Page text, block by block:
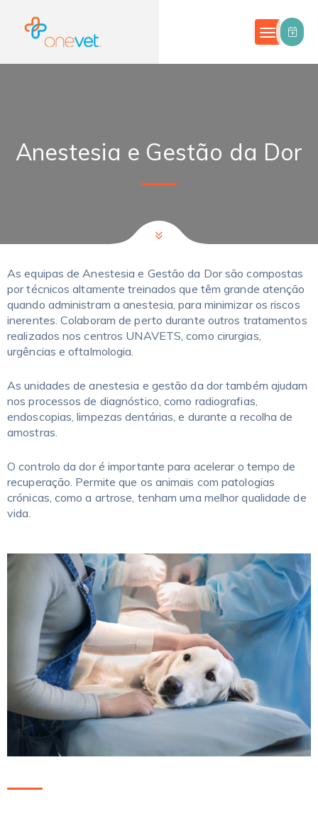
Anestesia e Gestão da Dor
As equipas de Anestesia e Gestão da Dor são compostas
por técnicos altamente treinados que têm grande atenção
quando administram a anestesia, para minimizar os riscos
inerentes. Colaboram de perto durante outros tratamentos
realizados nos centros UNAVETS, como cirurgias,
urgências e oftalmologia.
As unidades de anestesia e gestão da dor também ajudam
nos processos de diagnóstico, como radiografias,
endoscopias, limpezas dentárias, e durante a recolha de
amostras.
O controlo da dor é importante para acelerar o tempo de
recuperação. Permite que os animais com patologias
crónicas, como a artrose, tenham uma melhor qualidade de
vida.